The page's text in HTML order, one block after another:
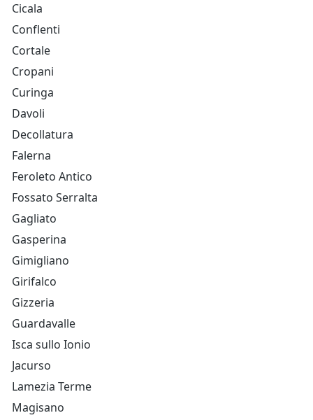
Cicala
Conflenti
Cortale
Cropani
Curinga
Davoli
Decollatura
Falerna
Feroleto Antico
Fossato Serralta
Gagliato
Gasperina
Gimigliano
Girifalco
Gizzeria
Guardavalle
Isca sullo Ionio
Jacurso
Lamezia Terme
Magisano